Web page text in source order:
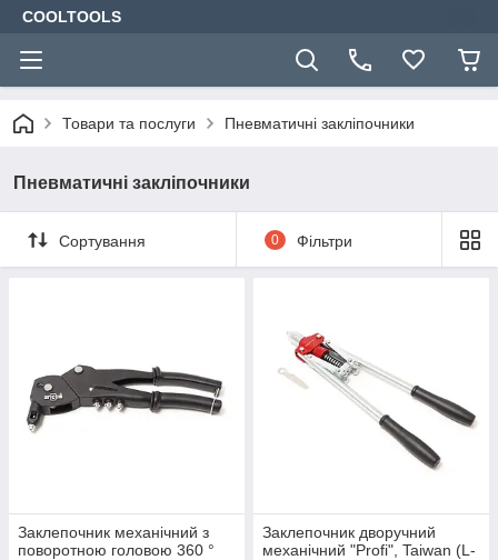
COOLTOOLS
Товари та послуги Пневматичні закліпочники
Пневматичні закліпочники
Сортування 0 Фільтри
Заклепочник механічний з
поворотною головою 360 °
Заклепочник дворучний
механічний "Profi", Taiwan (L-